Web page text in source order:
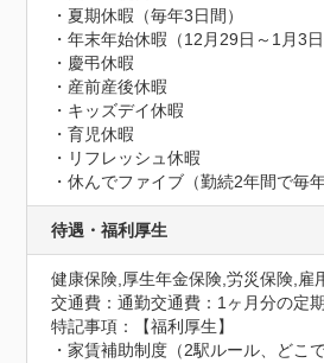
・夏期休暇（毎年3日間）
・年末年始休暇（12月29日～1月3日
・慶弔休暇
・産前産後休暇
・キッズデイ休暇
・育児休暇
・リフレッシュ休暇
・休んでファイブ（勤続2年間で毎
待遇・福利厚生
健康保険,厚生年金保険,労災保険,雇
交通費：通勤交通費：1ヶ月分の定
特記事項：【福利厚生】
・家賃補助制度（2駅ルール、どこ